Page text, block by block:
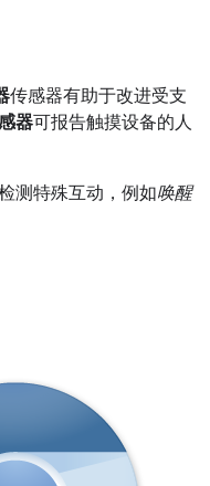
传感器有助于改进受支
器可报告触摸设备的人
测特殊互动，例如唤醒